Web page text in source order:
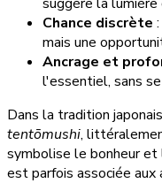
suggère la
Chance discrète
mais une
Ancrage et
l'essentiel, sans
Dans la tradition
tentōmushi,
symbolise le bonheur et
est parfois associée